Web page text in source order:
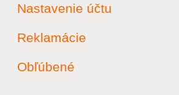
Nastavenie účtu
Reklamácie
Obľúbené